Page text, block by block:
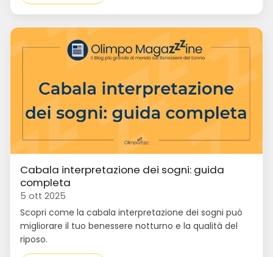
Cabala interpretazione dei sogni: guida
completa
5 ott 2025
Scopri come la cabala interpretazione dei sogni può
migliorare il tuo benessere notturno e la qualità del
riposo.